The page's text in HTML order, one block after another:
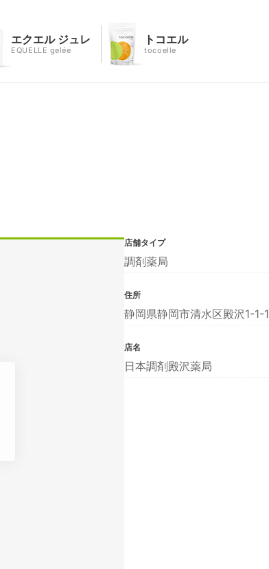
エクエル ジュレ
EQUELLE gelée
トコエル
tocoelle
店舗タイプ
調剤薬局
住所
静岡県静岡市清水区殿沢1-1-1
店名
日本調剤殿沢薬局